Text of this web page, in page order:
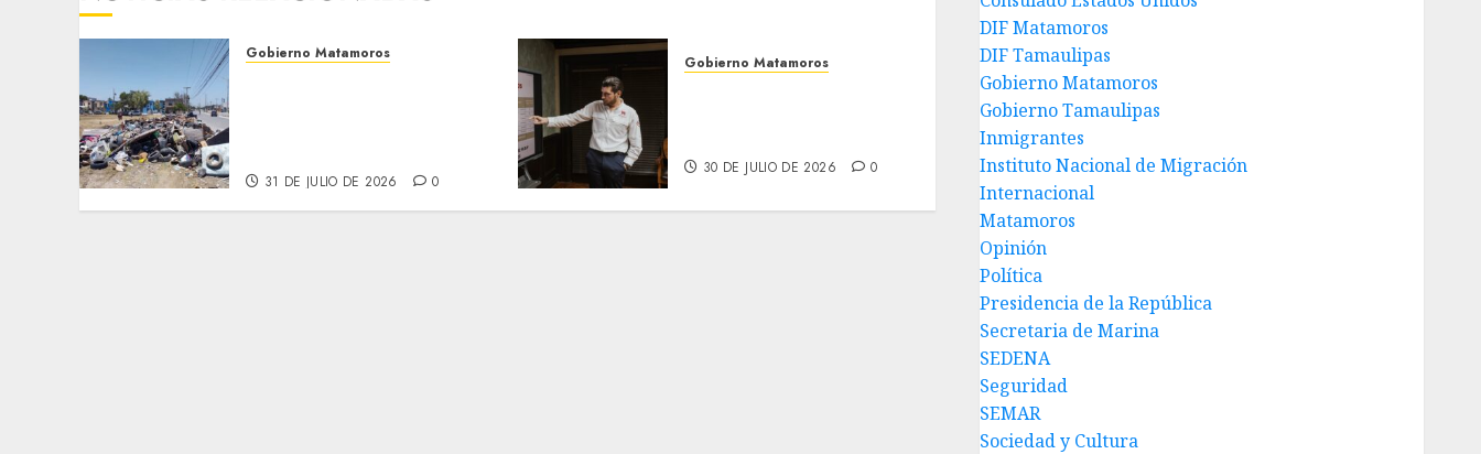
Gobierno Matamoros
31 DE JULIO DE 2026 0
Gobierno Matamoros
30 DE JULIO DE 2026 0
DIF Matamoros
DIF Tamaulipas
Gobierno Matamoros
Gobierno Tamaulipas
Inmigrantes
Instituto Nacional de Migración
Internacional
Matamoros
Opinión
Política
Presidencia de la República
Secretaria de Marina
SEDENA
Seguridad
SEMAR
Sociedad y Cultura